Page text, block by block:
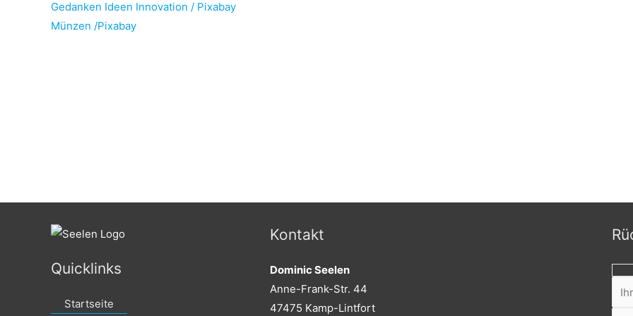
Gedanken Ideen Innovation / Pixabay
Münzen /Pixabay
Quicklinks
Startseite
Kontakt
Dominic Seelen
Anne-Frank-Str. 44
47475 Kamp-Lintfort